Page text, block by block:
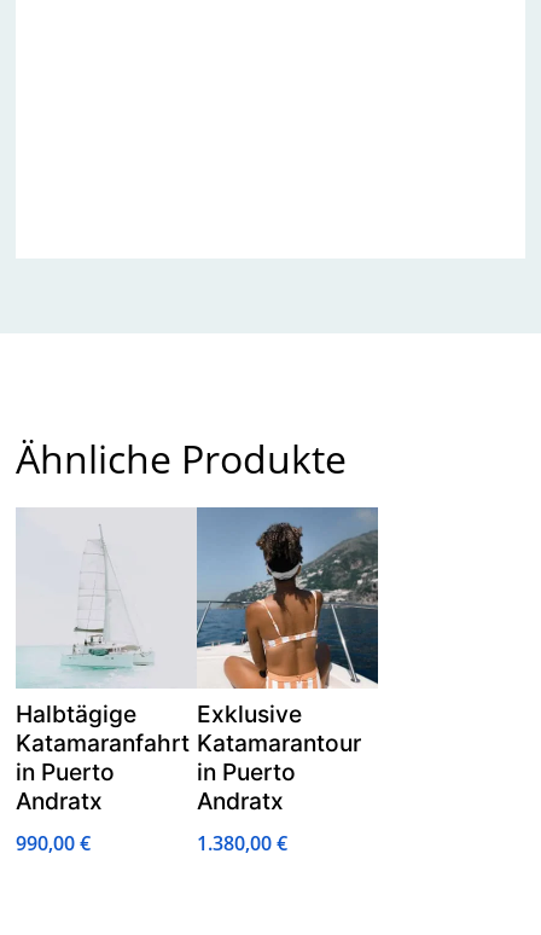
Ähnliche Produkte
Halbtägige
Katamaranfahrt
in Puerto
Andratx
990,00€
Exklusive
Katamarantour
in Puerto
Andratx
1.380,00€